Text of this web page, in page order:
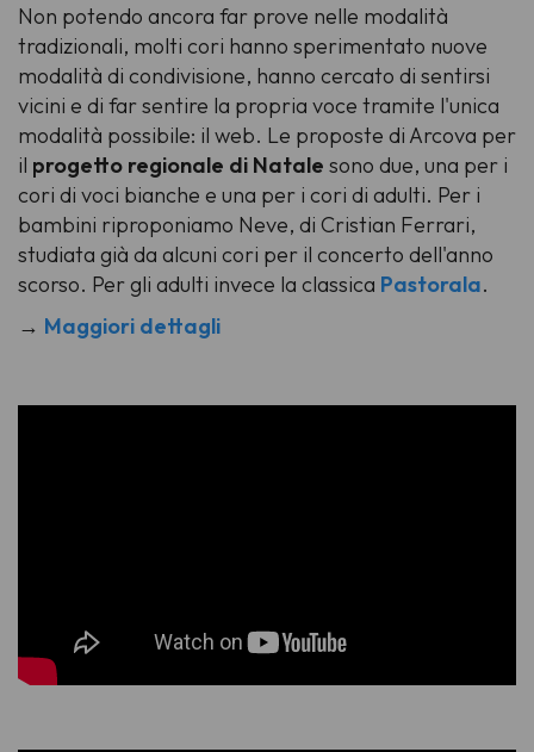
Non potendo ancora far prove nelle modalità
tradizionali, molti cori hanno sperimentato nuove
modalità di condivisione, hanno cercato di sentirsi
vicini e di far sentire la propria voce tramite l'unica
modalità possibile: il web. Le proposte di Arcova per
il progetto regionale di Natale sono due, una per i
cori di voci bianche e una per i cori di adulti. Per i
bambini riproponiamo Neve, di Cristian Ferrari,
studiata già da alcuni cori per il concerto dell'anno
scorso. Per gli adulti invece la classica Pastorala.
→ Maggiori dettagli